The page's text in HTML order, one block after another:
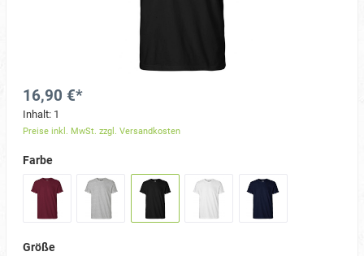
16,90 €*
Inhalt: 1
Preise inkl. MwSt. zzgl. Versandkosten
Farbe
Größe